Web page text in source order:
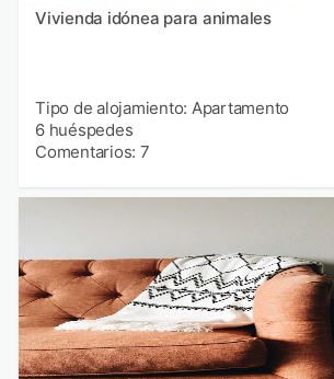
Vivienda idónea para animales
Tipo de alojamiento: Apartamento
6 huéspedes
Comentarios: 7